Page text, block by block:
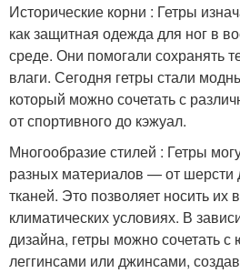
Исторические корни : Гетры
как защитная одежда для ног в
среде. Они помогали сохранять
влаги. Сегодня гетры стали
который можно сочетать с
от спортивного до кэжуал.
Многообразие стилей : Гетры
разных материалов — от шерсти
тканей. Это позволяет носить их
климатических условиях. В
дизайна, гетры можно сочетать
леггинсами или джинсами,